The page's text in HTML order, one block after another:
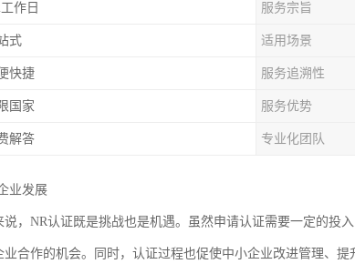
作日 服务宗旨
式 适用场景
快捷 服务追溯性
国家 服务优势
解答 专业化团队
业发展
说，NR认证既是挑战也是机遇。虽然申请认证需要一定的投
业合作的机会。同时，认证过程也促使中小企业改进管理、